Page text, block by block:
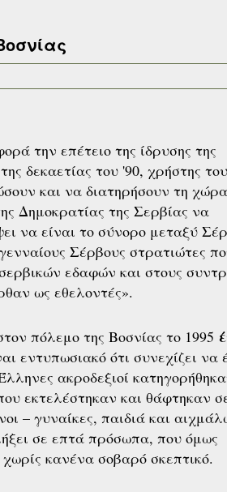
την επέτειο της ίδρυσης της
δεκαετίας του '90, χρήστης του
και να διατηρήσουν τη
Δημοκρατίας της Σερβίας να
να είναι το σύνορο μεταξύ
Σέρβους στρατιώτες
εδαφών και στους
ως εθελοντές».
πόλεμο της Βοσνίας το 1995
εντυπωσιακό ότι συνεχίζει να
ακροδεξιοί
εκτελέστηκαν και θάφτηκαν
– γυναίκες, παιδιά και
σε επτά πρόσωπα, που όμως
κανένα σοβαρό σκεπτικό.